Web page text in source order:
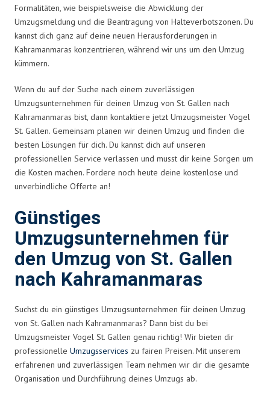
Formalitäten, wie beispielsweise die Abwicklung der
Umzugsmeldung und die Beantragung von Halteverbotszonen. Du
kannst dich ganz auf deine neuen Herausforderungen in
Kahramanmaras konzentrieren, während wir uns um den Umzug
kümmern.
Wenn du auf der Suche nach einem zuverlässigen
Umzugsunternehmen für deinen Umzug von St. Gallen nach
Kahramanmaras bist, dann kontaktiere jetzt Umzugsmeister Vogel
St. Gallen. Gemeinsam planen wir deinen Umzug und finden die
besten Lösungen für dich. Du kannst dich auf unseren
professionellen Service verlassen und musst dir keine Sorgen um
die Kosten machen. Fordere noch heute deine kostenlose und
unverbindliche Offerte an!
Günstiges
Umzugsunternehmen für
den Umzug von St. Gallen
nach Kahramanmaras
Suchst du ein günstiges Umzugsunternehmen für deinen Umzug
von St. Gallen nach Kahramanmaras? Dann bist du bei
Umzugsmeister Vogel St. Gallen genau richtig! Wir bieten dir
professionelle Umzugsservices zu fairen Preisen. Mit unserem
erfahrenen und zuverlässigen Team nehmen wir dir die gesamte
Organisation und Durchführung deines Umzugs ab.